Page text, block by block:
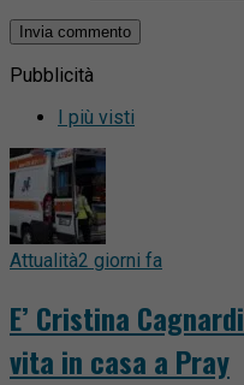
Pubblicità
I più visti
Attualità2 giorni fa
E’ Cristina
vita in casa a Pray